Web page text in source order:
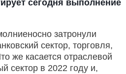
сегодня выполнение
затронули
сектор, торговля,
же касается отраслевой
сектор в 2022 году и,